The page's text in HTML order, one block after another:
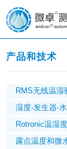
产品和技术
RMS无线温湿
湿度-发生器-
Rotronic温湿
露点温度和微